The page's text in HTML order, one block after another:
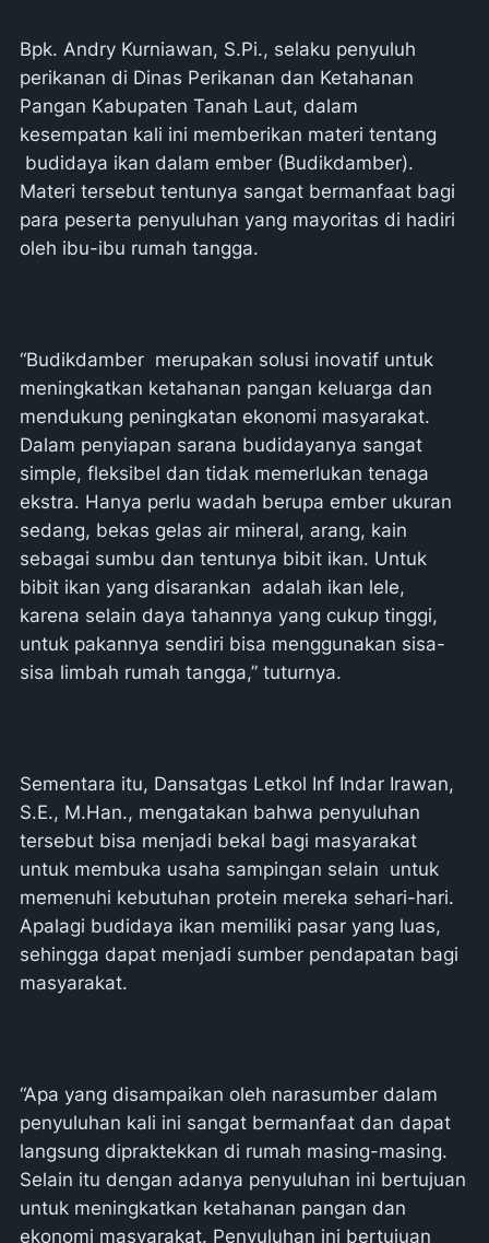
Bpk. Andry Kurniawan, S.Pi., selaku penyuluh
perikanan di Dinas Perikanan dan Ketahanan
Pangan Kabupaten Tanah Laut, dalam
kesempatan kali ini memberikan materi tentang
budidaya ikan dalam ember (Budikdamber).
Materi tersebut tentunya sangat bermanfaat bagi
para peserta penyuluhan yang mayoritas di hadiri
oleh ibu-ibu rumah tangga.
“Budikdamber merupakan solusi inovatif untuk
meningkatkan ketahanan pangan keluarga dan
mendukung peningkatan ekonomi masyarakat.
Dalam penyiapan sarana budidayanya sangat
simple, fleksibel dan tidak memerlukan tenaga
ekstra. Hanya perlu wadah berupa ember ukuran
sedang, bekas gelas air mineral, arang, kain
sebagai sumbu dan tentunya bibit ikan. Untuk
bibit ikan yang disarankan adalah ikan lele,
karena selain daya tahannya yang cukup tinggi,
untuk pakannya sendiri bisa menggunakan sisa-
sisa limbah rumah tangga,” tuturnya.
Sementara itu, Dansatgas Letkol Inf Indar Irawan,
S.E., M.Han., mengatakan bahwa penyuluhan
tersebut bisa menjadi bekal bagi masyarakat
untuk membuka usaha sampingan selain untuk
memenuhi kebutuhan protein mereka sehari-hari.
Apalagi budidaya ikan memiliki pasar yang luas,
sehingga dapat menjadi sumber pendapatan bagi
masyarakat.
“Apa yang disampaikan oleh narasumber dalam
penyuluhan kali ini sangat bermanfaat dan dapat
langsung dipraktekkan di rumah masing-masing.
Selain itu dengan adanya penyuluhan ini bertujuan
untuk meningkatkan ketahanan pangan dan
ekonomi masyarakat. Penyuluhan ini bertujuan